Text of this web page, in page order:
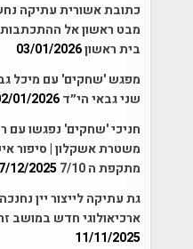
כתובת אשורית עתיקה
מבט ראשון אל
בית ראשון03/01/2026
מפגש 'שחקים' עם מיכל
שני גבאי הי״ד01/2026
חניכי 'שחקים' נפגשו עם
משטרת אשקלון | סיפור
מתקפת ה 7/10
12/2025
גת עתיקה לייצור יין
ארכיאולוגי חדש במושב
11/11/2025